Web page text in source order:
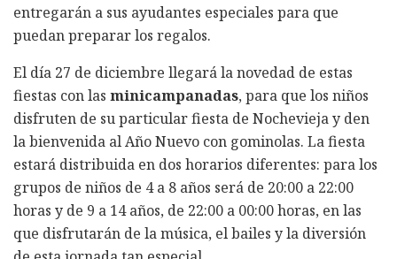
entregarán a sus ayudantes especiales para que
puedan preparar los regalos.
El día 27 de diciembre llegará la novedad de estas
fiestas con las minicampanadas, para que los niños
disfruten de su particular fiesta de Nochevieja y den
la bienvenida al Año Nuevo con gominolas. La fiesta
estará distribuida en dos horarios diferentes: para los
grupos de niños de 4 a 8 años será de 20:00 a 22:00
horas y de 9 a 14 años, de 22:00 a 00:00 horas, en las
que disfrutarán de la música, el bailes y la diversión